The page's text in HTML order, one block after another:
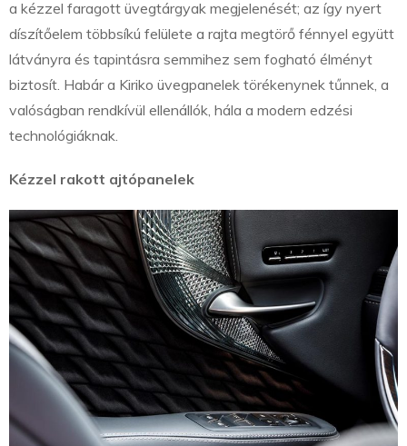
a kézzel faragott üvegtárgyak megjelenését; az így nyert
díszítőelem többsíkú felülete a rajta megtörő fénnyel együtt
látványra és tapintásra semmihez sem fogható élményt
biztosít. Habár a Kiriko üvegpanelek törékenynek tűnnek, a
valóságban rendkívül ellenállók, hála a modern edzési
technológiáknak.
Kézzel rakott ajtópanelek